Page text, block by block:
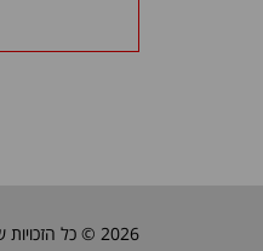
2026 © כל הזכויות שמורות לאלקטרוטרם שיווק בע"מ, אין להעתיק, לשכפל טקסטים, תמונות וכל חומר אחר באתר זה ללא אישור בעלי החברה.